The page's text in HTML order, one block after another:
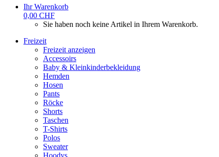
Ihr Warenkorb
0,00 CHF
Sie haben noch keine Artikel in Ihrem Warenkorb.
Freizeit
Freizeit anzeigen
Accessoirs
Baby & Kleinkinderbekleidung
Hemden
Hosen
Pants
Röcke
Shorts
Taschen
T-Shirts
Polos
Sweater
Hoodys